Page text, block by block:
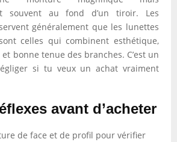
souvent au fond d’un tiroir. Les
généralement que les lunettes
celles qui combinent esthétique,
bonne tenue des branches. C’est un
si tu veux un achat vraiment
avant d’acheter
de face et de profil pour vérifier